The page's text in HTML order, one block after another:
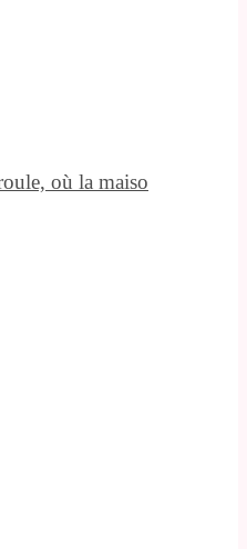
où la maiso